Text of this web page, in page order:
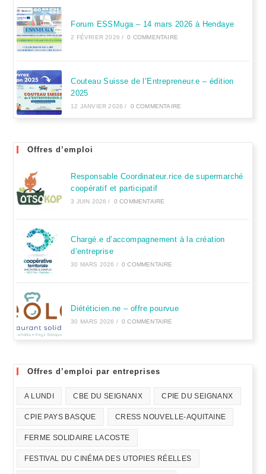
Forum ESSMuga – 14 mars 2026 à Hendaye
2 FÉVRIER 2026 / 0 COMMENTAIRE
Couteau Suisse de l’Entrepreneur.e – édition
2025
12 JANVIER 2026 / 0 COMMENTAIRE
Offres d’emploi
Responsable Coordinateur.rice de supermarché
coopératif et participatif
3 JUIN 2026 / 0 COMMENTAIRE
Chargé.e d’accompagnement à la création
d’entreprise
30 MARS 2026 / 0 COMMENTAIRE
Diététicien.ne – offre pourvue
30 MARS 2026 / 0 COMMENTAIRE
Offres d’emploi par entreprises
A LUNDI CBE DU SEIGNANX CPIE DU SEIGNANX
CPIE PAYS BASQUE CRESS NOUVELLE-AQUITAINE
FERME SOLIDAIRE LACOSTE
FESTIVAL DU CINÉMA DES UTOPIES RÉELLES